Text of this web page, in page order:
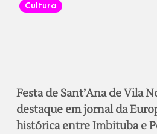
Cultura
Festa de Sant’Ana de Vila
destaque em jornal da
histórica entre Imbituba e